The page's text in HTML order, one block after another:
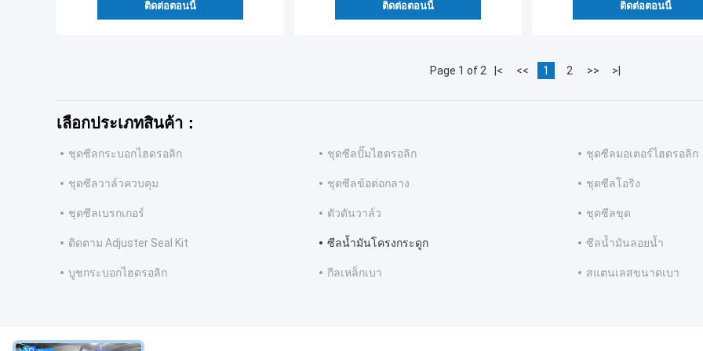
ติดต่อตอนนี้ ติดต่อตอนนี้ ติดต่อตอนนี้
Page 1 of 2 |< << 1 2 >> >|
เลือกประเภทสินค้า：
ชุดซีลกระบอกไฮดรอลิก ชุดซีลปั๊มไฮดรอลิก ชุดซีลมอเตอร์ไฮดรอลิก
ชุดซีลวาล์วควบคุม ชุดซีลข้อต่อกลาง ชุดซีลโอริง
ชุดซีลเบรกเกอร์ ตัวดันวาล์ว ชุดซีลขุด
ติดตาม Adjuster Seal Kit ซีลน้ำมันโครงกระดูก ซีลน้ำมันลอยน้ำ
บูชกระบอกไฮดรอลิก กีลเหล็กเบา สแตนเลสขนาดเบา